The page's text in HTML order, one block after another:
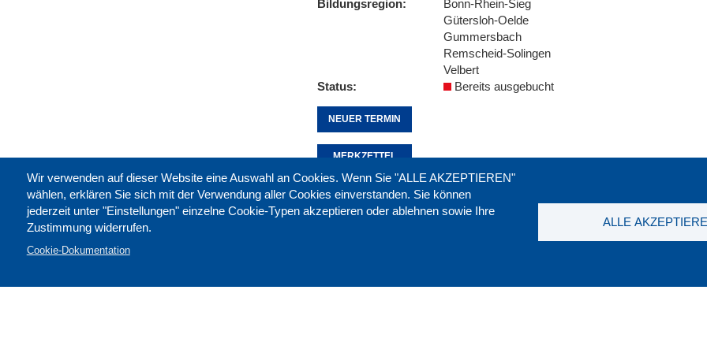
Bildungsregion
Bonn-Rhein-Sieg
Gütersloh-Oelde
Gummersbach
Remscheid-Solingen
Velbert
Status
Bereits ausgebucht
NEUER TERMIN
MERKZETTEL
Wir verwenden auf dieser Website eine Auswahl an Cookies. Wenn Sie "ALLE AKZEPTIEREN"
wählen, erklären Sie sich mit der Verwendung aller Cookies einverstanden. Sie können
jederzeit unter "Einstellungen" einzelne Cookie-Typen akzeptieren oder ablehnen sowie Ihre
Zustimmung widerrufen.
Cookie-Dokumentation
ALLE
Diese Seite empfehlen: drucken: